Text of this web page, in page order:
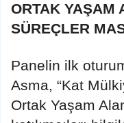
ORTAK YAŞAM
SÜREÇLER
Panelin ilk
Asma, “Kat
Ortak Yaşam